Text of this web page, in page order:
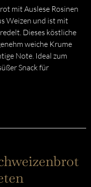
mit Auslese Rosinen
Weizen und ist mit
Dieses köstliche
weiche Krume
Note. Ideal zum
Snack für